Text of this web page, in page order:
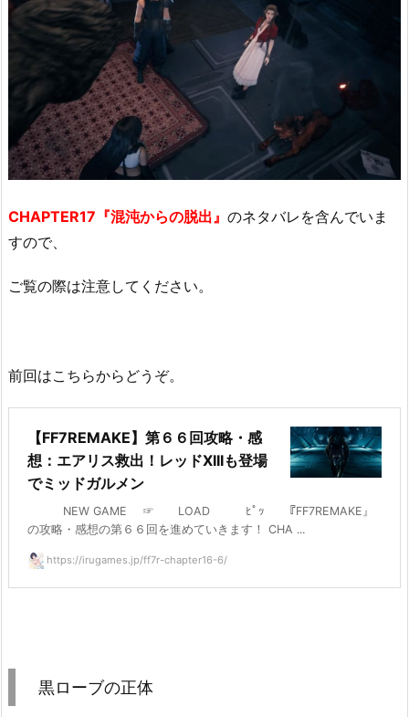
CHAPTER17『混沌からの脱出』 のネタバレを含んでいま
すので、
ご覧の際は注意してください。
前回はこちらからどうぞ。
【FF7REMAKE】第６６回攻略・感
想：エアリス救出！レッドXIIIも登場
でミッドガルメン
NEW GAME ☞ LOAD ﾋﾟｯ 『FF7REMAKE』
の攻略・感想の第６６回を進めていきます！ CHA ...
https://irugames.jp/ff7r-chapter16-6/
黒ローブの正体